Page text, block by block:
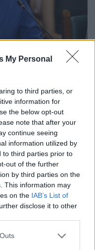
My Personal
to third parties, or
information for
the below opt-out
note that after your
continue seeing
information utilized by
to third parties prior to
out of the further
by third parties on the
This information may
on the IAB’s List of
disclose it to other
vizet
segítsen,
víz érkezzen a